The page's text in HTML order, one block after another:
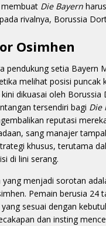
Die Bayern
rivalnya, Borussia
Osimhen
pendukung setia Bayern
melihat posisi puncak
dikuasai oleh Borussia
tersendiri bagi Die
reputasi
sang manajer
khusus, terutama
di lini serang.
yang menjadi sorotan
Pemain berusia 24
sesuai dengan
dan insting